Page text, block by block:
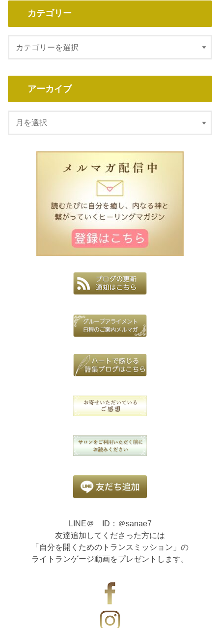
カテゴリー
アーカイブ
LINE＠ ID：＠sanae7
友達追加してくださった方には
「自分を開くためのトランスミッション」の
ライトランゲージ動画をプレゼントします。